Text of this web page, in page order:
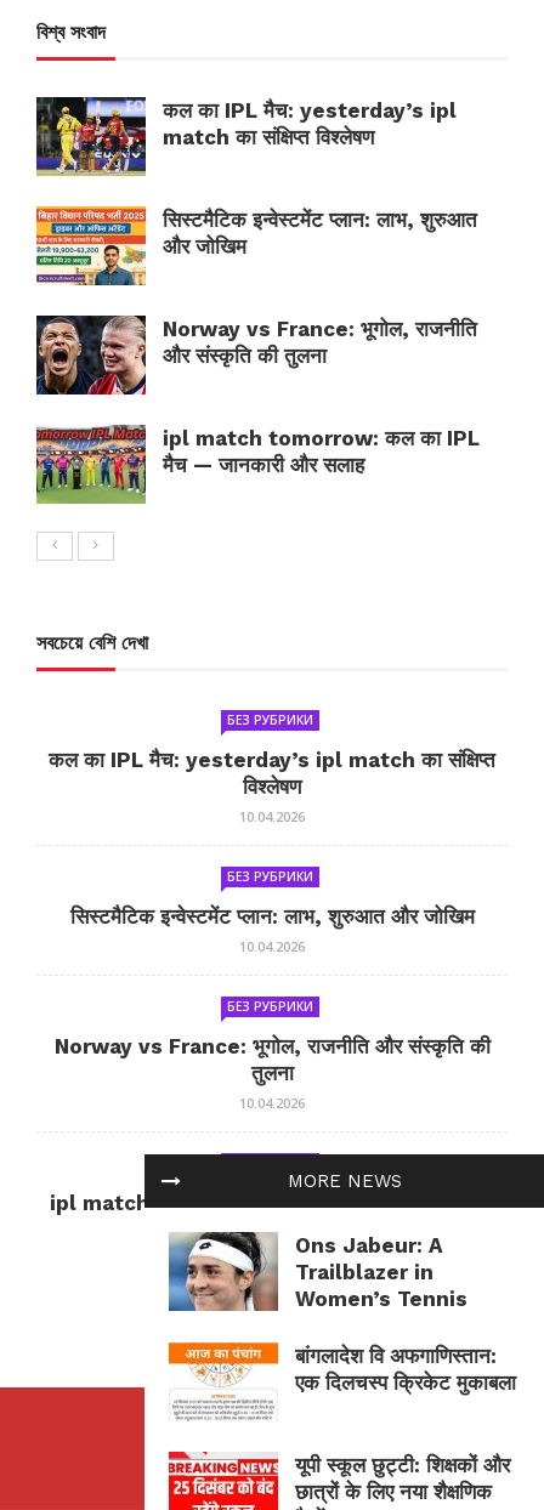
MORE NEWS
Ons Jabeur: A
Trailblazer in
Women’s Tennis
बांगलादेश वि अफगाणिस्तान:
एक दिलचस्प क्रिकेट मुकाबला
यूपी स्कूल छुट्टी: शिक्षकों और
छात्रों के लिए नया शैक्षणिक
বিশ্ব সংবাদ
कल का IPL मैच: yesterday’s ipl
match का संक्षिप्त विश्लेषण
सिस्टमैटिक इन्वेस्टमेंट प्लान: लाभ, शुरुआत
और जोखिम
Norway vs France: भूगोल, राजनीति
और संस्कृति की तुलना
ipl match tomorrow: कल का IPL
मैच — जानकारी और सलाह
সবচেয়ে বেশি দেখা
БЕЗ РУБРИКИ
कल का IPL मैच: yesterday’s ipl match का संक्षिप्त
विश्लेषण
10.04.2026
БЕЗ РУБРИКИ
सिस्टमैटिक इन्वेस्टमेंट प्लान: लाभ, शुरुआत और जोखिम
10.04.2026
БЕЗ РУБРИКИ
Norway vs France: भूगोल, राजनीति और संस्कृति की
तुलना
10.04.2026
ipl match tomorrow: कल का IPL मैच — जानकारी
और सलाह
10.04.2026